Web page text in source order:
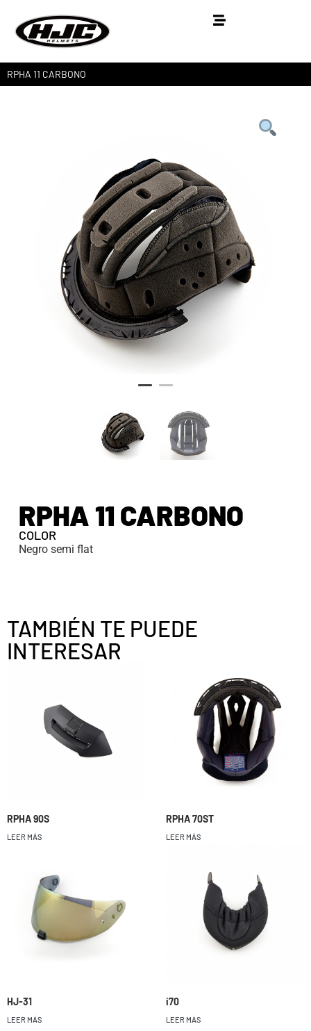
RPHA 11 CARBONO
RPHA 11 CARBONO
COLOR
Negro semi flat
TAMBIÉN TE PUEDE
INTERESAR
RPHA 90S
LEER MÁS
RPHA 70ST
LEER MÁS
HJ-31
LEER MÁS
i70
LEER MÁS